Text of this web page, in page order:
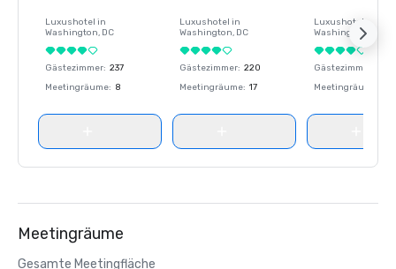
Luxushotel in
Washington, DC
Gästezimmer: 237
Meetingräume: 8
Luxushotel in
Washington, DC
Gästezimmer: 220
Meetingräume: 17
Luxushotel in
Washington
Gästezimmer
Meetingräume
Meetingräume
Gesamte Meetingfläche